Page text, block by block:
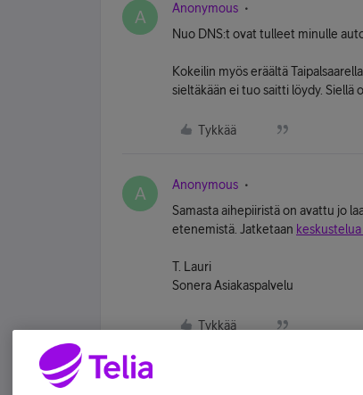
A Anonymous
Nuo DNS:t ovat tulleet minulle
Kokeilin myös eräältä
sieltäkään ei tuo saitti löydy. Siellä
Tykkää
A Anonymous
Samasta aihepiiristä on avattu jo
etenemistä. Jatketaan
T. Lauri
Sonera Asiakaspalvelu
Tykkää